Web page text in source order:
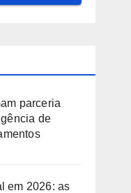
parceria
de
em 2026: as